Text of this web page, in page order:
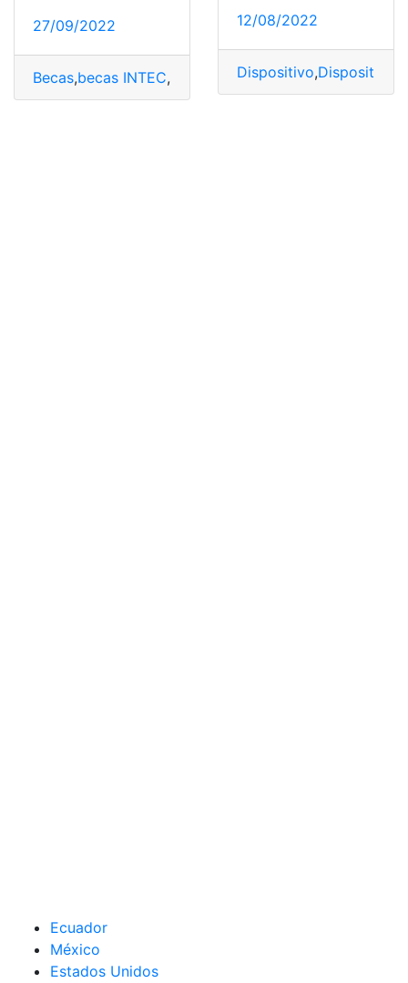
27/09/2022
Becas,becas INTEC, Beneficios,Documentos,Instituto
12/08/2022
Dispositivo,Dispositivos
Ecuador
México
Estados Unidos